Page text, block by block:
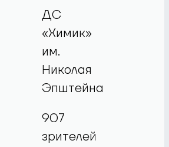
ДС
«Химик»
им.
Николая
Эпштейна
907
зрителей